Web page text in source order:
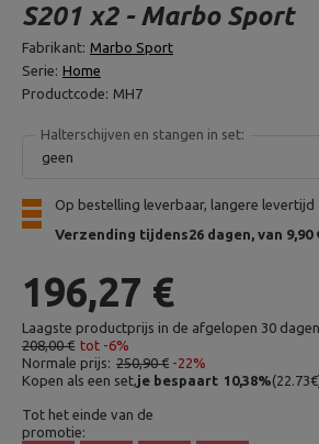
S201 x2 - Marbo Sport
Fabrikant: Marbo Sport
Serie: Home
Productcode: MH7
Halterschijven en stangen in set:
geen
Op bestelling leverbaar, langere levertijd
Verzending tijdens26 dagen van 9,90
196,27 €
Laagste productprijs in de afgelopen 30
208,00 € tot -6%
Normale prijs: 250,90 € -22%
Kopen als een set,je bespaart 10,38%(22.73€
Tot het einde van de
promotie: